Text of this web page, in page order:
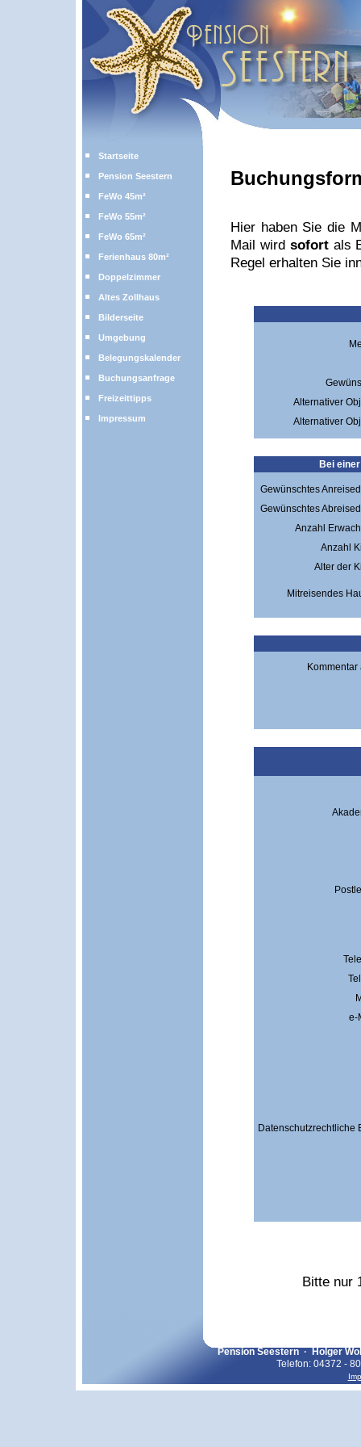
Startseite
Pension Seestern
FeWo 45m²
FeWo 55m²
FeWo 65m²
Ferienhaus 80m²
Doppelzimmer
Altes Zollhaus
Bilderseite
Umgebung
Belegungskalender
Buchungsanfrage
Freizeittipps
Impressum
Hier haben Sie die
Mail wird sofortals
Regel erhalten Sie
Alternativer
Alternativer
Bei
Gewünschtes
Gewünschtes
Anzahl
Anzahl
Alter der
Mitreisendes
Kommentar
e-
Datenschutzrechtliche
Bitte nur
Pension Seestern · Holger
Telefon: 04372 -